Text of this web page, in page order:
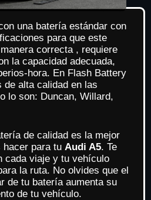
una batería estándar con
para que este
correcta , requiere
la capacidad adecuada,
hora. En Flash Battery
de alta calidad en las
lo son: Duncan, Willard,
de calidad es la mejor
hacer para tu Audi A5. Te
cada viaje y tu vehículo
la ruta. No olvides que el
de tu batería aumenta su
de tu vehículo.